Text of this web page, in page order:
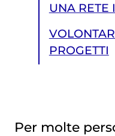
UNA RETE
PROGETTI
Per molte